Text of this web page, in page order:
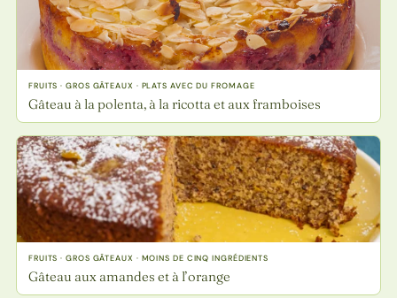
FRUITS · GROS GÂTEAUX · PLATS AVEC DU FROMAGE
Gâteau à la polenta, à la ricotta et aux framboises
FRUITS · GROS GÂTEAUX · MOINS DE CINQ INGRÉDIENTS
Gâteau aux amandes et à l’orange